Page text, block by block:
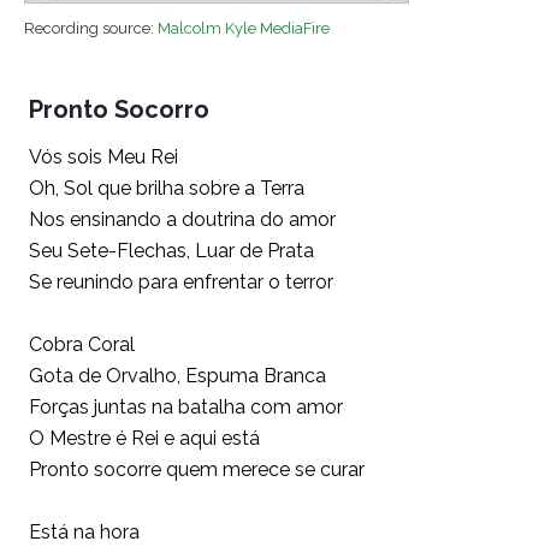
Recording source: Malcolm Kyle MediaFire
Pronto Socorro
Vós sois Meu Rei
Oh, Sol que brilha sobre a Terra
Nos ensinando a doutrina do amor
Seu Sete-Flechas, Luar de Prata
Se reunindo para enfrentar o terror
Cobra Coral
Gota de Orvalho, Espuma Branca
Forças juntas na batalha com amor
O Mestre é Rei e aqui está
Pronto socorre quem merece se curar
Está na hora